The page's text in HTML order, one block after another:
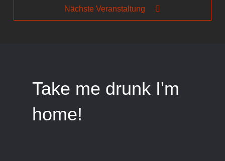
Nächste Veranstaltung
Take me drunk I'm
home!